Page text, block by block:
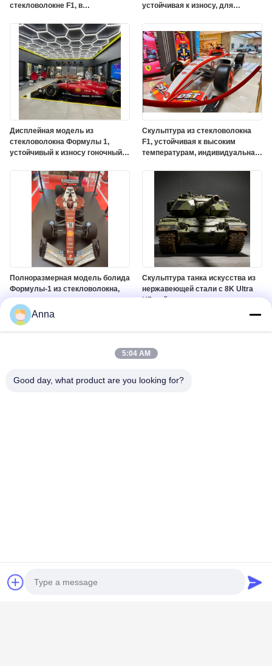
стекловолокне F1, в
теплостойкая гоночная
художественная инсталляция
устойчивая к износу, для
Дисплейная модель из
стекловолокна Формулы 1,
устойчивый к износу гоночный
центра и автошоу
Скульптура из стекловолокна
F1, устойчивая к высоким
температурам, индивидуальная
натуральную величину для
Полноразмерная модель болида
Формулы-1 из стекловолокна,
изготавливаемая на заказ
полноразмерная скульптура
гоночного автомобиля для
торговых центров и выставок
Скульптура танка искусства из
нержавеющей стали с 8K Ultra
HD пейзажным дисплеем и
Anna
5:04 AM
Good day, what product are you looking for?